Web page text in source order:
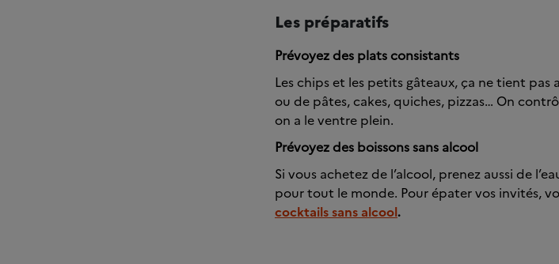
Les préparatifs
Prévoyez des plats consistants
Les chips et les petits gâteaux, ça ne tient pas
ou de pâtes, cakes, quiches, pizzas… On
on a le ventre plein.
Prévoyez des boissons sans alcool
Si vous achetez de l’alcool, prenez aussi de
pour tout le monde. Pour épater vos invités,
cocktails sans alcool.